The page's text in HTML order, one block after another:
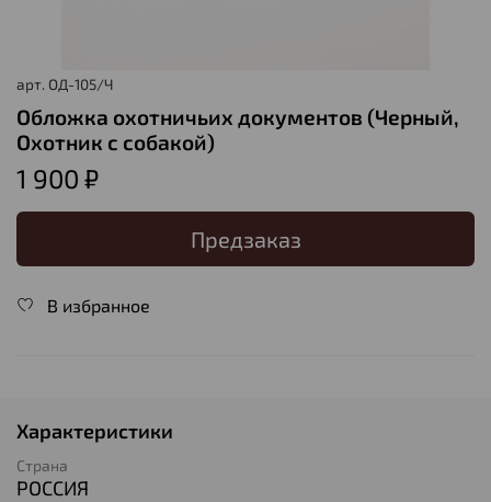
арт. ОД-105/Ч
Обложка охотничьих документов (Черный,
Охотник с собакой)
1 900 ₽
Предзаказ
В избранное
Характеристики
Страна
РОССИЯ